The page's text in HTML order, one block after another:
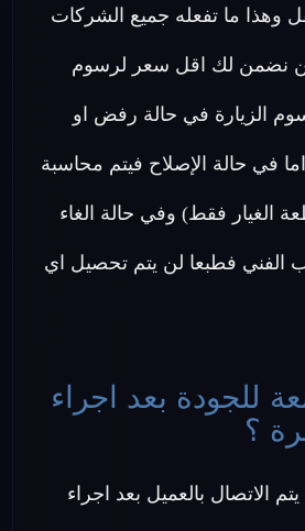
وهذا ما تفعله جميع الشركات
نضمن لك اقل سعر لرسوم
الزيارة في حالة رفض او
في حالة الإصلاح فيتم محاسبة
الغيار فقط) وفي حالة الغاء
الفني فطبعا لن يتم تحصيل اي
للجودة بعد اجراء
؟
الاتصال بالعميل بعد اجراء